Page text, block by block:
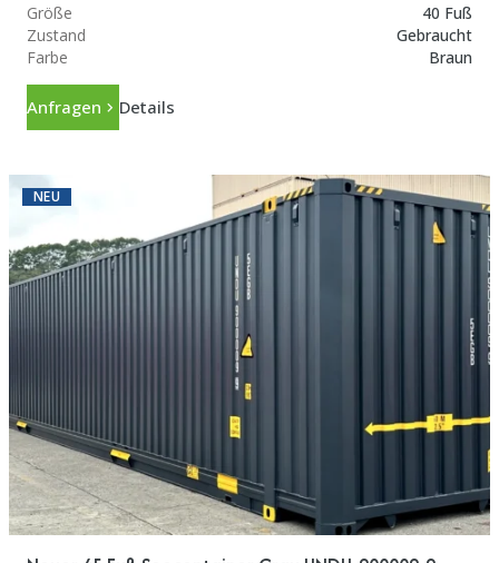
Größe
40 Fuß
Zustand
Gebraucht
Farbe
Braun
Anfragen Details
NEU